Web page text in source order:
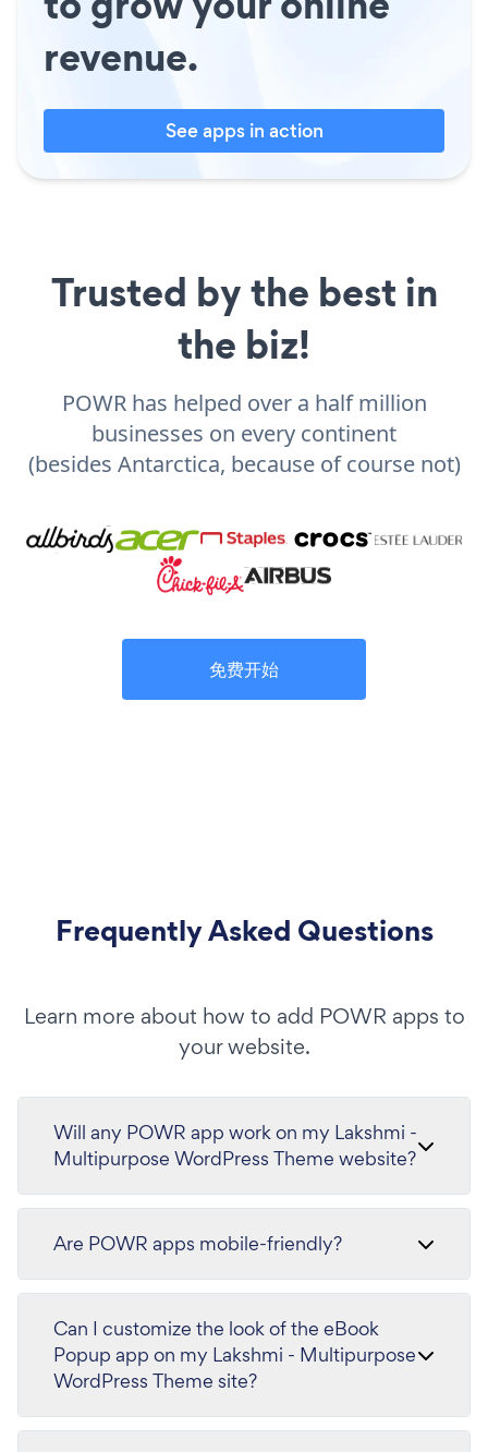
revenue.
See apps in action
Trusted by the best in
the biz!
POWR has helped over a half million
businesses on every continent
(besides Antarctica, because of course not)
免费开始
Frequently Asked Questions
Learn more about how to add POWR apps to
your website.
Will any POWR app work on my Lakshmi -
Multipurpose WordPress Theme website?
Are POWR apps mobile-friendly?
Can I customize the look of the eBook
Popup app on my Lakshmi - Multipurpose
WordPress Theme site?